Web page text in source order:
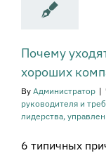
Психология
управления и
Почему
хороших
By Администратор |
руководителя и
лидерства,
6 типичных